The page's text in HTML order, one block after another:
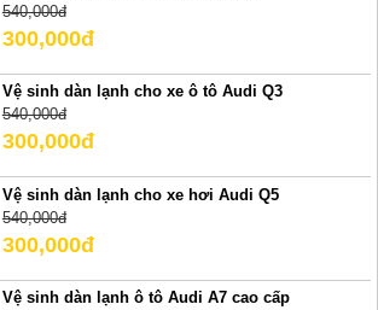
540,000đ
300,000đ
Vệ sinh dàn lạnh cho xe ô tô Audi Q3
540,000đ
300,000đ
Vệ sinh dàn lạnh cho xe hơi Audi Q5
540,000đ
300,000đ
Vệ sinh dàn lạnh ô tô Audi A7 cao cấp